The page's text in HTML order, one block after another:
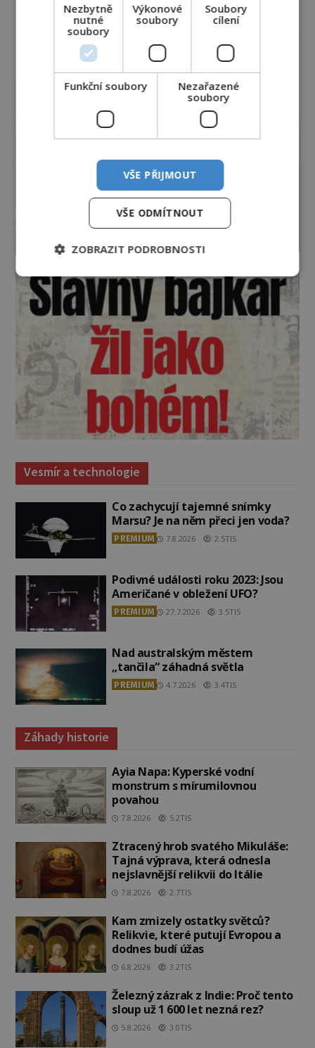
Vesmír a technologie
Co zachycují tajemné snímky
Marsu? Je na něm přeci jen voda?
PREMIUM 7.8.2026 2.5TIS
Podivné události roku 2023: Jsou
Američané v obležení UFO?
PREMIUM 27.7.2026 3.5TIS
Nad australským městem
„tančila“ záhadná světla
PREMIUM 4.7.2026 3.4TIS
Záhady historie
Ayia Napa: Kyperské vodní
monstrum s mírumilovnou
povahou
7.8.2026 5.2TIS
Ztracený hrob svatého Mikuláše:
Tajná výprava, která odnesla
nejslavnější relikvii do Itálie
7.8.2026 2.7TIS
Kam zmizely ostatky světců?
Relikvie, které putují Evropou a
dodnes budí úžas
6.8.2026 3.2TIS
Železný zázrak z Indie: Proč tento
sloup už 1 600 let nezná rez?
5.8.2026 3.0TIS
Nezbytně
nutné
soubory
Výkonové
soubory
Soubory
cílení
Funkční soubory
Nezařazené
soubory
VŠE PŘIJMOUT
VŠE ODMÍTNOUT
ZOBRAZIT PODROBNOSTI